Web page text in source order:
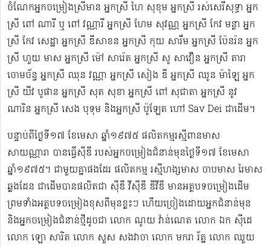
ចំណែកអ្នកចម្រៀងស្រីមាន អ្នកស្រី ហៃ សុខុម​ អ្នកស្រី រស់សេរី​សុទ្ធា អ្នក
ស្រី ពៅ ណារី ឬ ពៅ វណ្ណារី អ្នកស្រី ហែម សុវណ្ណ អ្នកស្រី កែវ មន្ថា អ្នក
ស្រី កែវ សេដ្ឋា អ្នកស្រី ឌី​សាខន អ្នកស្រី កុយ សារឹម អ្នកស្រី ប៉ែនរ៉ន អ្នក
ស្រី ហួយ មាស អ្នកស្រី ម៉ៅ សារ៉េត ​អ្នកស្រី សូ សាវឿន អ្នកស្រី តារា
ចោម​ច័ន្ទ អ្នកស្រី ឈុន វណ្ណា អ្នកស្រី សៀង ឌី អ្នកស្រី ឈូន ម៉ាឡៃ អ្នក
ស្រី យីវ​ បូផាន​ អ្នកស្រី​ សុត សុខា អ្នកស្រី ពៅ សុជាតា អ្នកស្រី នូវ
ណារិន អ្នកស្រី សេង បុទុម និងអ្នកស្រី ប៉ូឡែត ហៅ Sav Dei ជាដើម។
បន្ទាប់​ពីថ្ងៃទី១៧ ខែមេសា ឆ្នាំ១៩៧៥​ ផលិតកម្មរស្មីពានមាស
សាយណ្ណារា បានធ្វើស៊ីឌី ​របស់អ្នកចម្រៀងជំនាន់មុនថ្ងៃទី១៧ ខែមេសា
ឆ្នាំ១៩៧៥។ ជាមួយគ្នាផងដែរ ផលិតកម្ម រស្មីហង្សមាស ចាបមាស រៃមាស​
ឆ្លងដែន ជាដើមបានផលិតជា ស៊ីឌី វីស៊ីឌី ឌីវីឌី មានអត្ថបទចម្រៀងដើម
ព្រមទាំងអត្ថបទចម្រៀងខុសពីមុន​ខ្លះៗ ហើយច្រៀងដោយអ្នកជំនាន់មុន
និងអ្នកចម្រៀងជំនាន់​ថ្មីដូចជា លោក ណូយ វ៉ាន់ណេត លោក ឯក ស៊ីដេ​​
លោក ឡោ សារិត លោក​​ សួស សងវាចា​ លោក មករា រ័ត្ន លោក ឈួយ